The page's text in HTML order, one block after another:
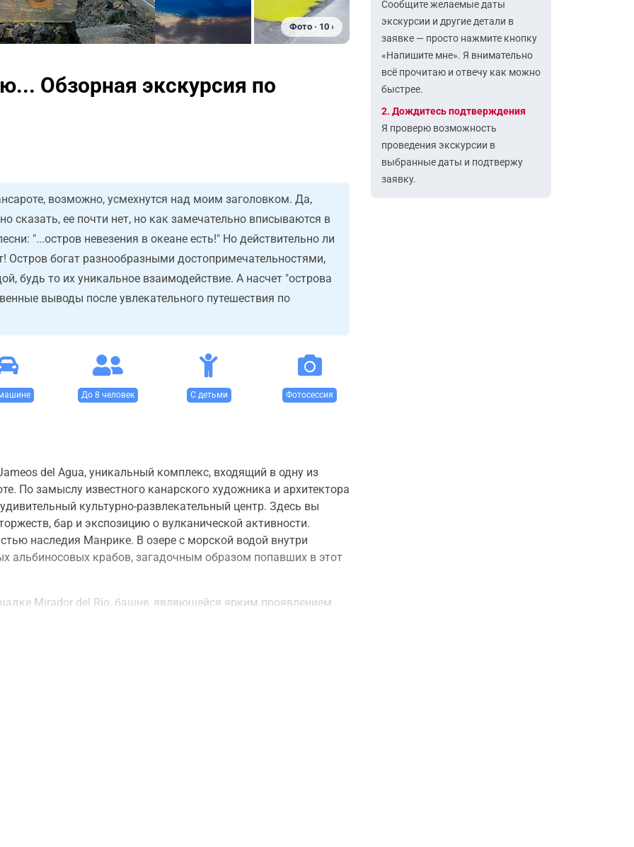
Фото · 10 ›
Обзорная экскурсия по
возможно, усмехнутся над моим заголовком. Да,
сказать, ее почти нет, но как замечательно вписываются в
"...остров невезения в океане есть!" Но действительно ли
Остров богат разнообразными достопримечательностями,
будь то их уникальное взаимодействие. А насчет "острова
выводы после увлекательного путешествия по
До 8 человек С детьми Фотосессия
del Agua, уникальный комплекс, входящий в одну из
По замыслу известного канарского художника и архитектора
культурно-развлекательный центр. Здесь вы
бар и экспозицию о вулканической активности.
наследия Манрике. В озере с морской водой внутри
альбиносовых крабов, загадочным образом попавших в этот
Mirador del Rio, башне, являющейся ярким проявлением
в окружающей среде. Эта башня стала одним из
Долину 1000 пальм и долину La Geria, где откроется перед
Современного Искусства в Нью-Йорке называют
из которых выращивается уникальный сорт винограда
роскошных приемах.
парк Timanfaya. Для защиты этого уникального
Сообщите желаемые даты
экскурсии и другие детали в
заявке — просто нажмите кнопку
«Напишите мне». Я внимательно
всё прочитаю и отвечу как можно
быстрее.
2. Дождитесь подтверждения
Я проверю возможность
проведения экскурсии в
выбранные даты и подтвержу
заявку.